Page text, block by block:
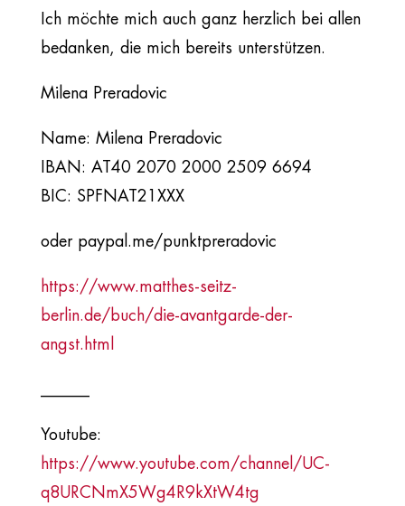
Ich möchte mich auch ganz herzlich bei allen
bedanken, die mich bereits unterstützen.
Milena Preradovic
Name: Milena Preradovic
IBAN: AT40 2070 2000 2509 6694
BIC: SPFNAT21XXX
oder paypal.me/punktpreradovic
https://www.matthes-seitz-
berlin.de/buch/die-avantgarde-der-
angst.html
Youtube:
https://www.youtube.com/channel/UC-
q8URCNmX5Wg4R9kXtW4tg